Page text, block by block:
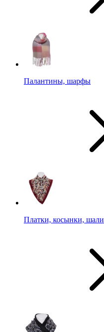
Палантины, шарфы
Платки, косынки, шали